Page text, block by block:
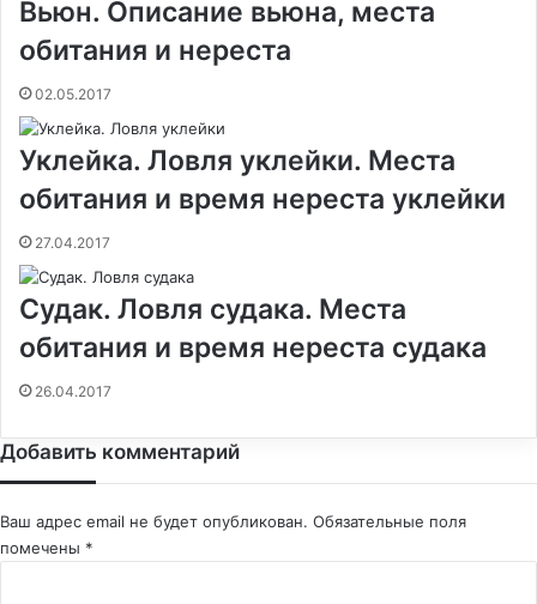
Вьюн. Oписание вьюна, места
обитания и нереста
02.05.2017
Уклейка. Ловля уклейки. Места
обитания и время нереста уклейки
27.04.2017
Судак. Ловля судака. Места
обитания и время нереста судака
26.04.2017
Добавить комментарий
Ваш адрес email не будет опубликован. Обязательные поля
помечены *